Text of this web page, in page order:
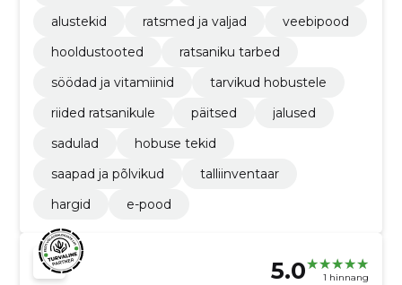
alustekid
ratsmed ja valjad
veebipood
hooldustooted
ratsaniku tarbed
söödad ja vitamiinid
tarvikud hobustele
riided ratsanikule
päitsed
jalused
sadulad
hobuse tekid
saapad ja põlvikud
talliinventaar
hargid
e-pood
5.0 1 hinnang